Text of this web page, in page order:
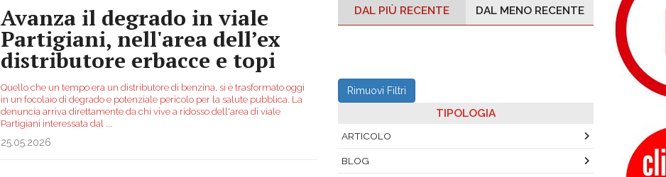
Avanza il degrado in viale
Partigiani, nell'area dell’ex
distributore erbacce e topi
Quello che un tempo era un distributore di benzina, si è trasformato oggi
in un focolaio di degrado e potenziale pericolo per la salute pubblica. La
denuncia arriva direttamente da chi vive a ridosso dell'area di viale
Partigiani interessata dal
25.05.2026
DAL PIÙ RECENTE DAL MENO RECENTE
Rimuovi Filtri
TIPOLOGIA
ARTICOLO
BLOG